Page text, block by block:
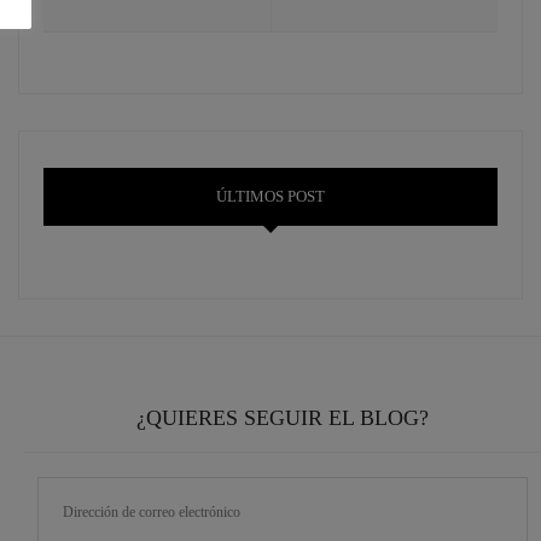
ÚLTIMOS POST
¿QUIERES SEGUIR EL BLOG?